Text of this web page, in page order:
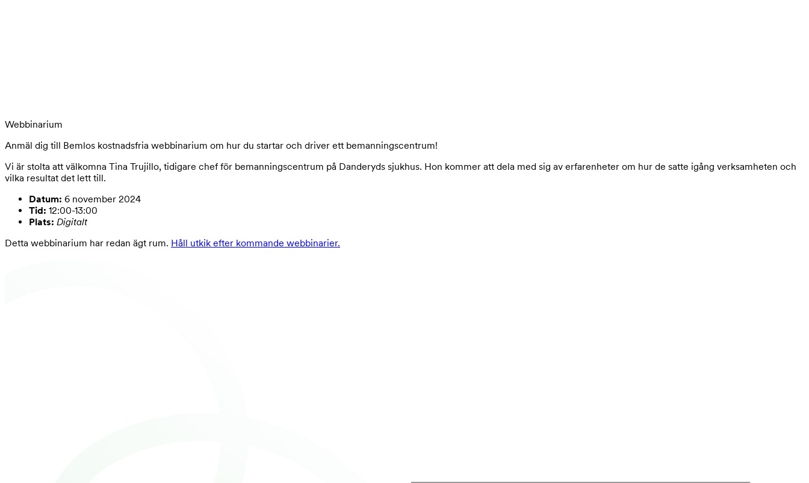
Webbinarium
Anmäl dig till Bemlos kostnadsfria webbinarium om hur du startar och driver ett bemanningscentrum!
Vi är stolta att välkomna Tina Trujillo, tidigare chef för bemanningscentrum på Danderyds sjukhus. Hon kommer att dela med sig av erfarenheter om hur de satte igång verksamheten och
vilka resultat det lett till.
Datum: 6 november 2024
Tid: 12:00-13:00
Plats: Digitalt
Detta webbinarium har redan ägt rum. Håll utkik efter kommande webbinarier.